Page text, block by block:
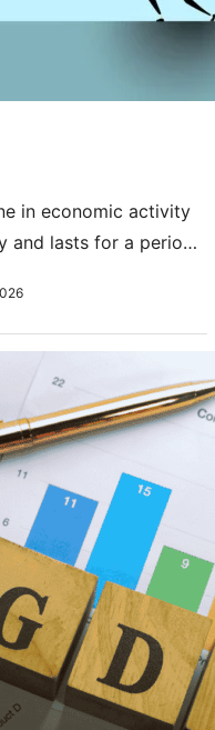
in economic activity
and lasts for a period